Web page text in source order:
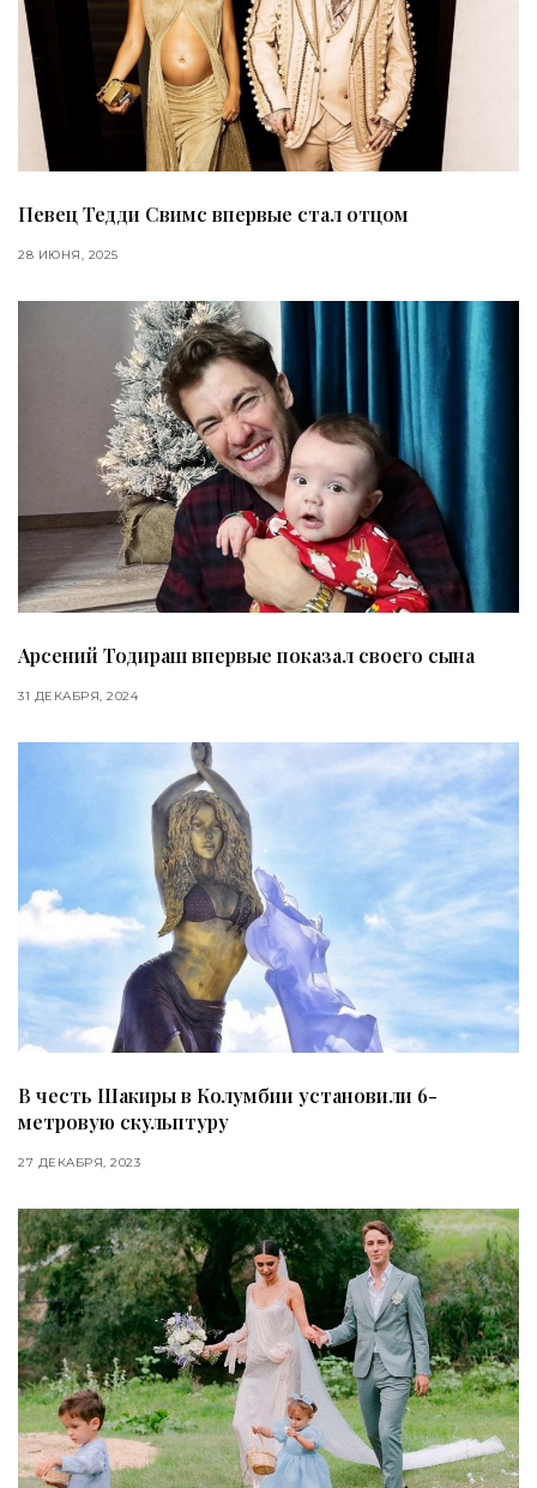
Певец Тедди Свимс впервые стал отцом
28 ИЮНЯ, 2025
Арсений Тодираш впервые показал своего сына
31 ДЕКАБРЯ, 2024
В честь Шакиры в Колумбии установили 6-
метровую скульптуру
27 ДЕКАБРЯ, 2023